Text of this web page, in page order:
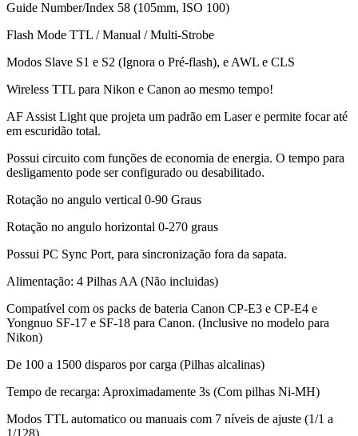
Guide Number/Index 58 (105mm, ISO 100)
Flash Mode TTL / Manual / Multi-Strobe
Modos Slave S1 e S2 (Ignora o Pré-flash), e AWL e CLS
Wireless TTL para Nikon e Canon ao mesmo tempo!
AF Assist Light que projeta um padrão em Laser e permite focar até
em escuridão total.
Possui circuito com funções de economia de energia. O tempo para
desligamento pode ser configurado ou desabilitado.
Rotação no angulo vertical 0-90 Graus
Rotação no angulo horizontal 0-270 graus
Possui PC Sync Port, para sincronização fora da sapata.
Alimentação: 4 Pilhas AA (Não incluidas)
Compatível com os packs de bateria Canon CP-E3 e CP-E4 e
Yongnuo SF-17 e SF-18 para Canon. (Inclusive no modelo para
Nikon)
De 100 a 1500 disparos por carga (Pilhas alcalinas)
Tempo de recarga: Aproximadamente 3s (Com pilhas Ni-MH)
Modos TTL automatico ou manuais com 7 níveis de ajuste (1/1 a